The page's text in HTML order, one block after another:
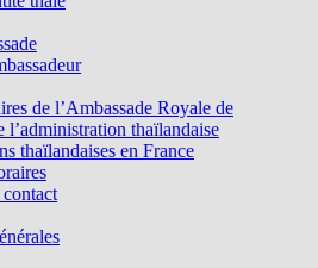
de l’Ambassade Royale de
l’administration thaïlandaise
thaïlandaises en France